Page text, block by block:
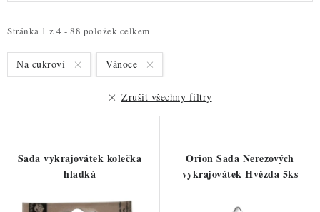
PROFI BALENÍ
Nepřevzetí zásilky na dobírku
Obchodní podmínky
i
s
p
Stránka 1 z 4 - 88 položek celkem
e
n
í Na cukroví Vánoce
Zrušit všechny filtry
Sada vykrajovátek kolečka
hladká
Orion Sada Nerezových
vykrajovátek Hvězda 5ks